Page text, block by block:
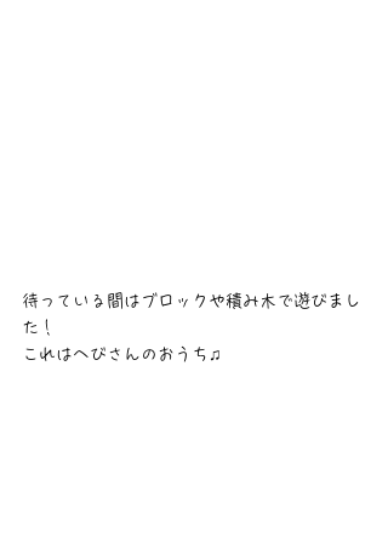
待っている間はブロックや積み木で遊びまし
た！
これはへびさんのおうち♫